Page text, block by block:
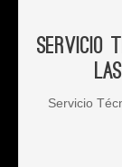
Servicio
Servicio